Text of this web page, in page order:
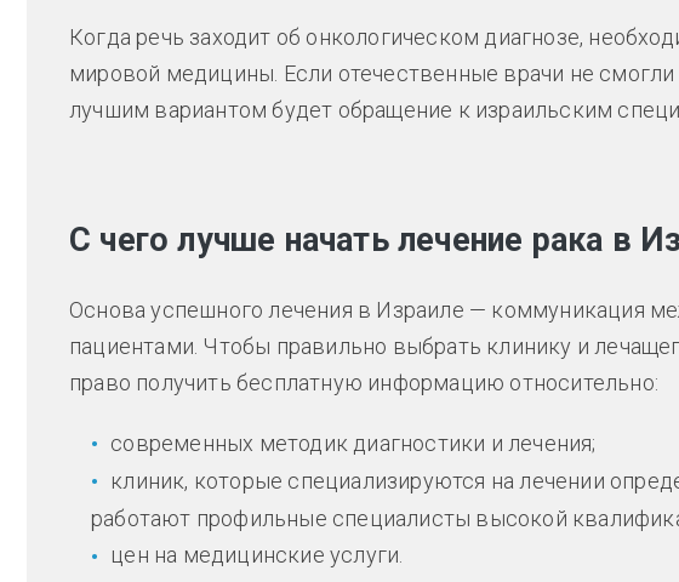
Когда речь заходит об онкологическом диагнозе,
мировой медицины. Если отечественные врачи не
лучшим вариантом будет обращение к израильским
С чего лучше начать лечение рака в
Основа успешного лечения в Израиле — коммуникация
пациентами. Чтобы правильно выбрать клинику и
право получить бесплатную информацию относительно:
современных методик диагностики и лечения;
клиник, которые специализируются на лечении
работают профильные специалисты высокой
цен на медицинские услуги.